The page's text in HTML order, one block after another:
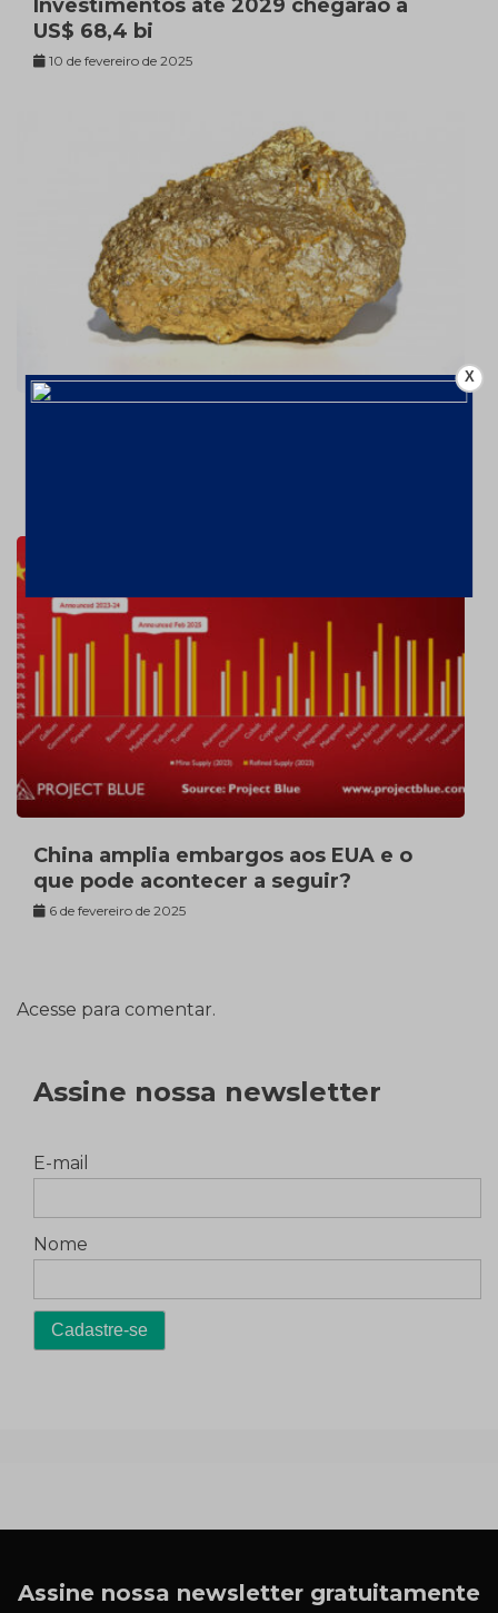
Investimentos até 2029 chegarão a
US$ 68,4 bi
10 de fevereiro de 2025
China amplia embargos aos EUA e o
que pode acontecer a seguir?
6 de fevereiro de 2025
Acesse para comentar.
Assine nossa newsletter
E-mail
Nome
Assine nossa newsletter gratuitamente
X